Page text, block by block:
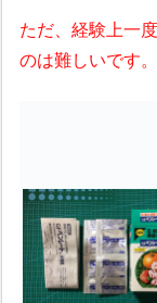
ただ、経験上一
のは難しいです。